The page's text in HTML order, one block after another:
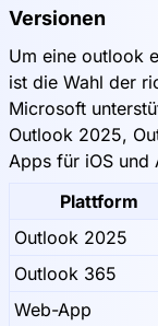
Versionen
Um eine outlook
ist die Wahl der
Microsoft
Outlook 2025,
Apps für iOS und
Plattform
Outlook 2025
Outlook 365
Web-App